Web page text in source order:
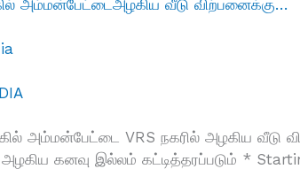
அம்மன்பேட்டைஅழகிய வீடு விற்பனைக்கு…
அம்மன்பேட்டை VRS நகரில் அழகிய வீடு
கனவு இல்லம் கட்டித்தரப்படும் *